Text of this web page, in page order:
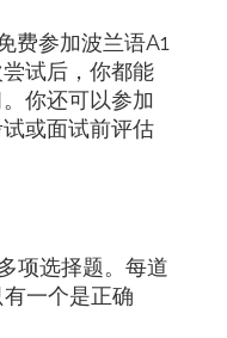
费参加波兰语A1
试后，你都能
你还可以参加
或面试前评估
项选择题。每道
一个是正确